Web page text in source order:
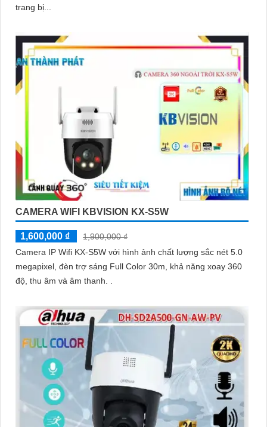
trang bị...
CAMERA WIFI KBVISION KX-S5W
1,600,000 ₫
1,900,000 ₫
Camera IP Wifi KX-S5W với hình ảnh chất lượng sắc nét 5.0
megapixel, đèn trợ sáng Full Color 30m, khả năng xoay 360
độ, thu âm và âm thanh. .